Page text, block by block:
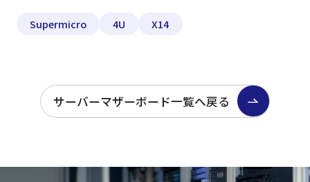
Supermicro 4U X14
サーバーマザーボード一覧へ戻る